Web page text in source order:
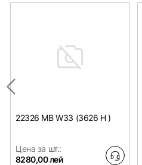
22326 MB W33 (3626 H )
Цена за шт.:
8280,00 лей